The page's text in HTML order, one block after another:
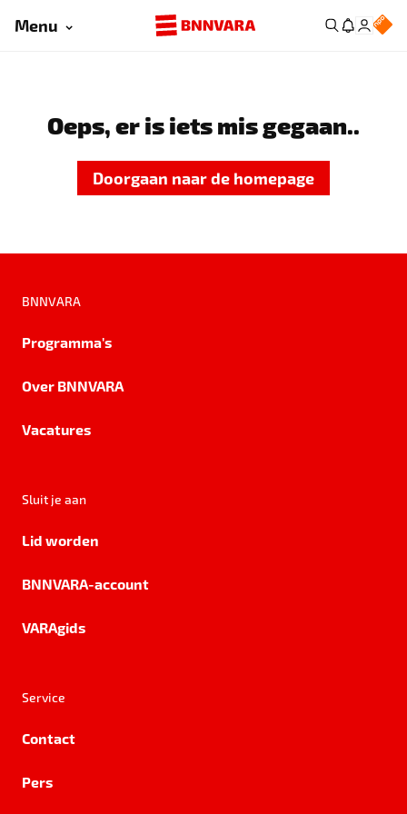
Menu
Oeps, er is iets mis gegaan..
Doorgaan naar de homepage
BNNVARA
Programma's
Over BNNVARA
Vacatures
Sluit je aan
Lid worden
BNNVARA-account
VARAgids
Service
Contact
Pers